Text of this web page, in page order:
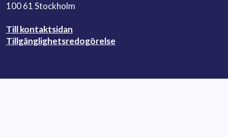
100 61 Stockholm
Till kontaktsidan
Tillgänglighetsredogörelse